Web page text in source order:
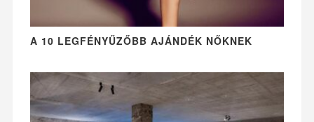
A 10 LEGFÉNYŰZŐBB AJÁNDÉK NŐKNEK